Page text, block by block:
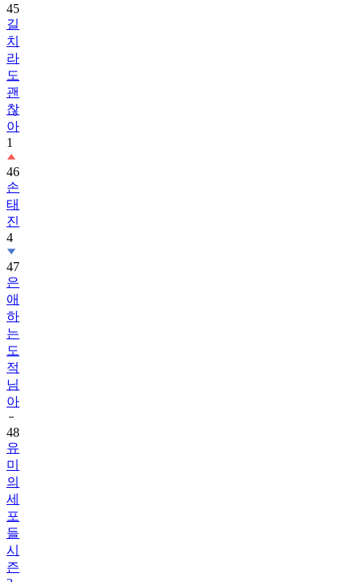
45
길
치
라
도
괜
찮
아
1
46
손
태
진
4
47
은
애
하
는
도
적
님
아
48
유
미
의
세
포
들
시
즌